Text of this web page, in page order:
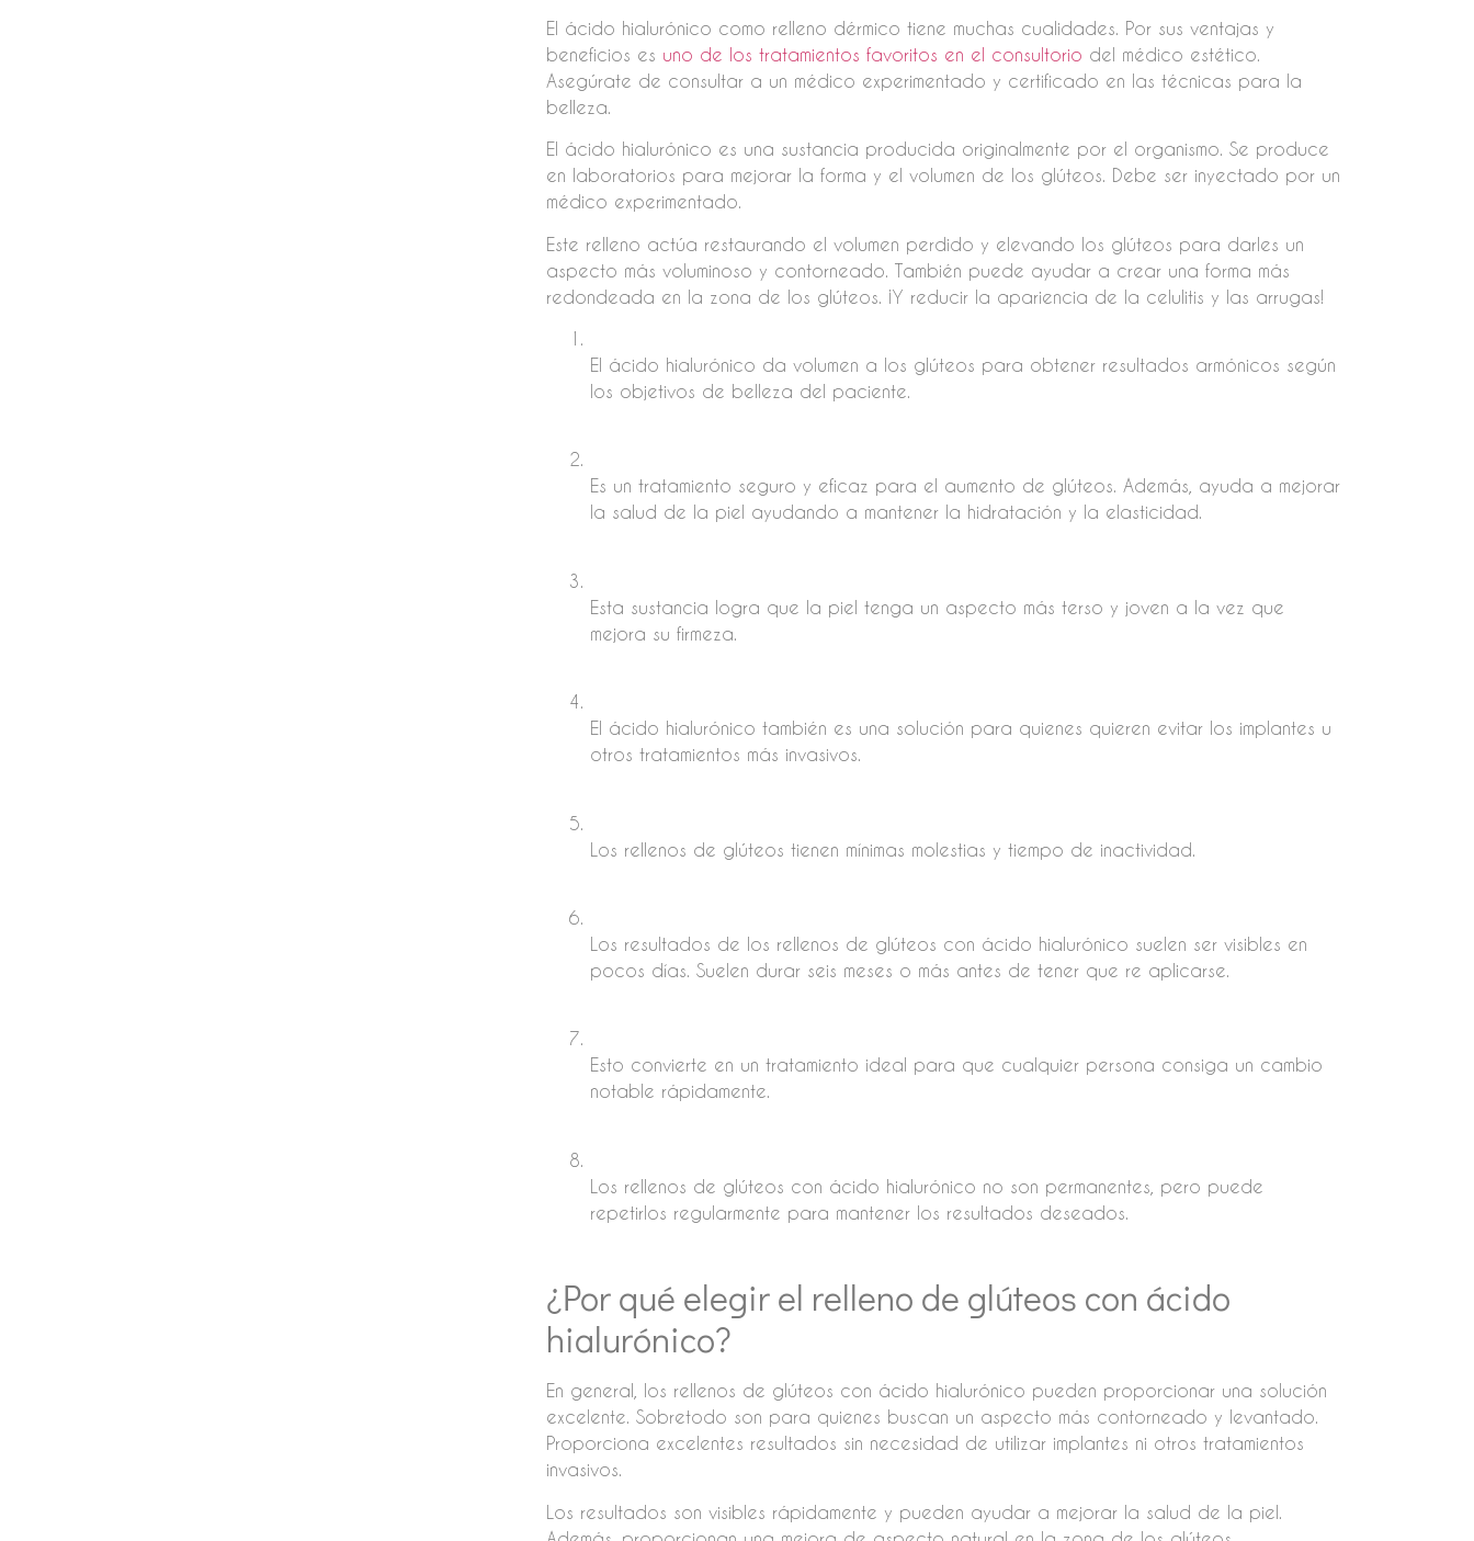
El ácido hialurónico como relleno dérmico tiene muchas cualidades. Por sus ventajas y
beneficios es uno de los tratamientos favoritos en el consultorio del médico estético.
Asegúrate de consultar a un médico experimentado y certificado en las técnicas para la
belleza.
El ácido hialurónico es una sustancia producida originalmente por el organismo. Se produce
en laboratorios para mejorar la forma y el volumen de los glúteos. Debe ser inyectado por un
médico experimentado.
Este relleno actúa restaurando el volumen perdido y elevando los glúteos para darles un
aspecto más voluminoso y contorneado. También puede ayudar a crear una forma más
redondeada en la zona de los glúteos. ¡Y reducir la apariencia de la celulitis y las arrugas!
El ácido hialurónico da volumen a los glúteos para obtener resultados armónicos según
los objetivos de belleza del paciente.
Es un tratamiento seguro y eficaz para el aumento de glúteos. Además, ayuda a mejorar
la salud de la piel ayudando a mantener la hidratación y la elasticidad.
Esta sustancia logra que la piel tenga un aspecto más terso y joven a la vez que
mejora su firmeza.
El ácido hialurónico también es una solución para quienes quieren evitar los implantes u
otros tratamientos más invasivos.
Los rellenos de glúteos tienen mínimas molestias y tiempo de inactividad.
Los resultados de los rellenos de glúteos con ácido hialurónico suelen ser visibles en
pocos días. Suelen durar seis meses o más antes de tener que re aplicarse.
Esto convierte en un tratamiento ideal para que cualquier persona consiga un cambio
notable rápidamente.
Los rellenos de glúteos con ácido hialurónico no son permanentes, pero puede
repetirlos regularmente para mantener los resultados deseados.
¿Por qué elegir el relleno de glúteos con ácido
hialurónico?
En general, los rellenos de glúteos con ácido hialurónico pueden proporcionar una solución
excelente. Sobretodo son para quienes buscan un aspecto más contorneado y levantado.
Proporciona excelentes resultados sin necesidad de utilizar implantes ni otros tratamientos
invasivos.
Los resultados son visibles rápidamente y pueden ayudar a mejorar la salud de la piel.